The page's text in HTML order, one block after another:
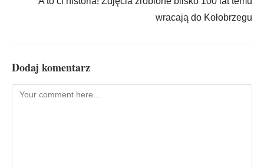
wracają do Kołobrzegu
Dodaj komentarz